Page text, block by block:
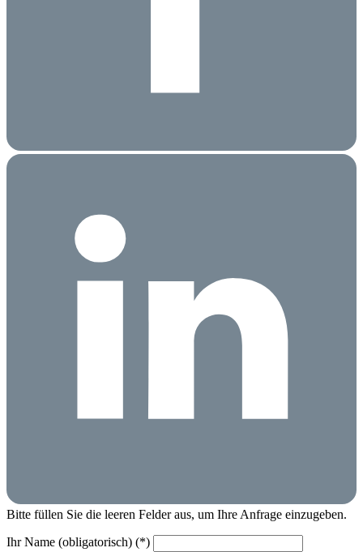
Bitte füllen Sie die leeren Felder aus, um Ihre Anfrage einzugeben.
Ihr Name (obligatorisch)